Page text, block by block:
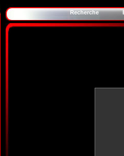
Recherche